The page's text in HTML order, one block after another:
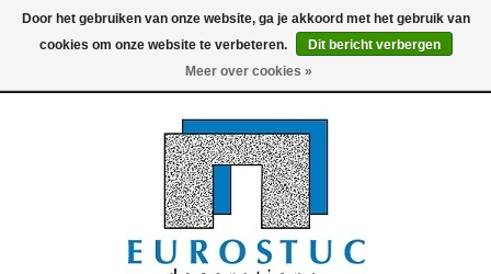
0
Door het gebruiken van onze website, ga je akkoord met het gebruik van
cookies om onze website te verbeteren.
Dit bericht verbergen
Meer over cookies »